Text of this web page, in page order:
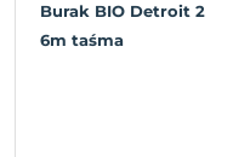
Burak BIO Detroit 2
6m taśma